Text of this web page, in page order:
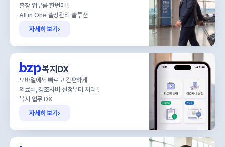
출장 업무를 한번에 !
All in One 출장관리 솔루션
자세히 보기›
복지DX
모바일에서 빠르고 간편하게
의료비, 경조사비 신청부터 처리 !
복지 업무 DX
자세히 보기›